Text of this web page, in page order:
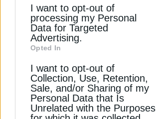
disclose it to other third parties.
I want to opt-out of
processing my Personal
Data for Targeted
Advertising.
Opted In
I want to opt-out of
Collection, Use, Retention,
Sale, and/or Sharing of my
Personal Data that Is
Unrelated with the Purposes
ΔΕΊΤΕ ΕΠΊΣΗΣ